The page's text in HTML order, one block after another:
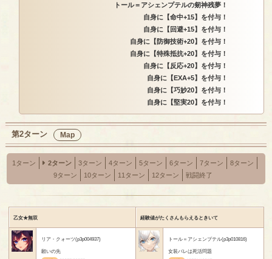
トール＝アシェンプテルの剱神残夢！
自身に【命中+15】を付与！
自身に【回避+15】を付与！
自身に【防御技術+20】を付与！
自身に【特殊抵抗+20】を付与！
自身に【反応+20】を付与！
自身に【EXA+5】を付与！
自身に【巧妙20】を付与！
自身に【堅実20】を付与！
第2ターン Map
1ターン 2ターン 3ターン 4ターン 5ターン 6ターン 7ターン
8ターン
9ターン
10ターン 11ターン 12ターン 戦闘終了
乙女★無双 経験値がたくさんもらえるときいて
リア・クォーツ(p3p004937)
願いの先
トール＝アシェンプテル(p3p010816)
女装バレは死活問題